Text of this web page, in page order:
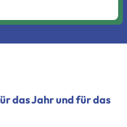
das Jahr und für das